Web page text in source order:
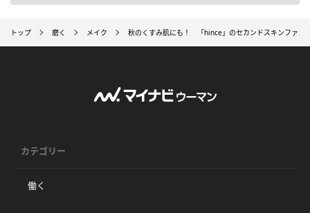
トップ 磨く メイク 秋のくすみ肌にも！ 「hince」のセカンドスキンファ
カテゴリー
働く